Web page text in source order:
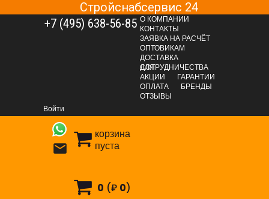
Стройснабсервис 24
+7 (495) 638-56-85 О КОМПАНИИ
КОНТАКТЫ
ЗАЯВКА НА РАСЧЁТ
ОПТОВИКАМ
ДОСТАВКА
ДЛЯ СОТРУДНИЧЕСТВА
АКЦИИ
ГАРАНТИИ
ОПЛАТА
БРЕНДЫ
ОТЗЫВЫ
Войти

корзина
пуста
0 (₽ 0)
Подвесные потолки
Реечные подвесные потолки
Реечные подвесные потолки (заказ)
Реечные дизайнерские потолки
Гребенка ВТ-17-105 L=3,99 м